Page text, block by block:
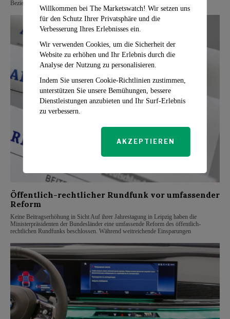
Beziehungen
Öffentlich-rechtlicher Rundfunk vor umfassender
Reform
Keine Beitragserhöhung in Sicht Auf ihrer Jahrestagung in Leipzig haben die
Ministerpräsidenten der Bundesländer eine umfassende Reform des öffentlich-
rechtlichen Rundfunks beschlossen. Während weitreichende Einsparungen
Willkommen bei The Marketswatch! Wir setzen uns
für den Schutz Ihrer Privatsphäre und die
Verbesserung Ihres Erlebnisses ein.
Wir verwenden Cookies, um die Sicherheit der
Website zu erhöhen und Ihr Erlebnis durch die
Analyse der Nutzung zu personalisieren.
Indem Sie unseren Cookie-Richtlinien zustimmen,
unterstützen Sie unsere Bemühungen, bessere
Dienstleistungen anzubieten und Ihr Surf-Erlebnis
zu verbessern.
AKZEPTIEREN